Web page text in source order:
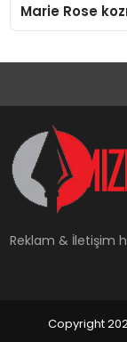
Marie Rose
Reklam & İletişim
Copyright